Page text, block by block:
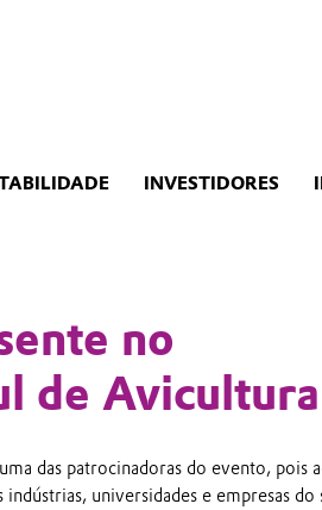
INVESTIDORES
no
de Avicultura
das patrocinadoras do evento, pois
universidades e empresas do